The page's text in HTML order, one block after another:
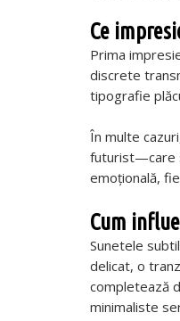
Ce
Prima
discrete
tipografie
În multe
futurist—care
emoțională,
Cum
Sunetele
delicat, o
completează
minimaliste